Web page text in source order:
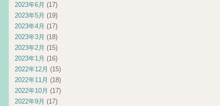
2023年6月 (17)
2023年5月 (19)
2023年4月 (17)
2023年3月 (18)
2023年2月 (15)
2023年1月 (16)
2022年12月 (15)
2022年11月 (18)
2022年10月 (17)
2022年9月 (17)